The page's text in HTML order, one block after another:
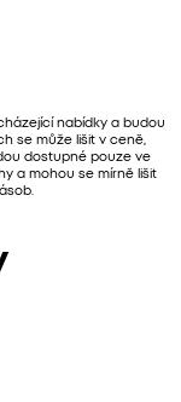
nabídky a budou
se může lišit v ceně,
dostupné pouze ve
a mohou se mírně lišit